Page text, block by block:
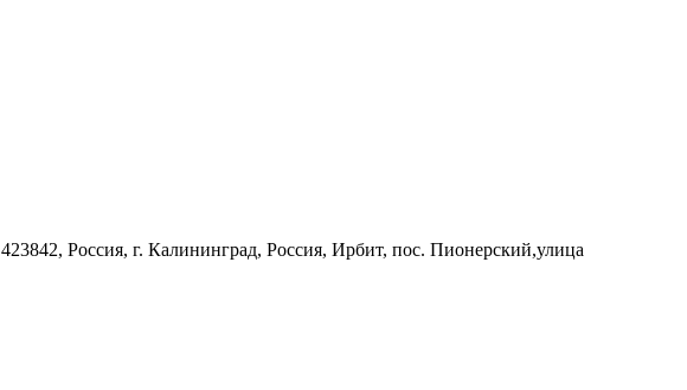
423842, Россия, г. Калининград, Россия, Ирбит, пос. Пионерский,улица